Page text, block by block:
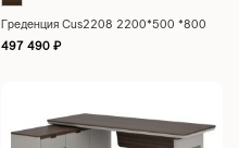
Греденция Cus2208 2200*500 *800
497 490 ₽